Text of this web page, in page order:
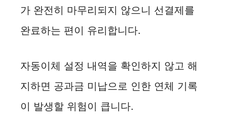
가 완전히 마무리되지 않으니 선결제를
완료하는 편이 유리합니다.
자동이체 설정 내역을 확인하지 않고 해
지하면 공과금 미납으로 인한 연체 기록
이 발생할 위험이 큽니다.